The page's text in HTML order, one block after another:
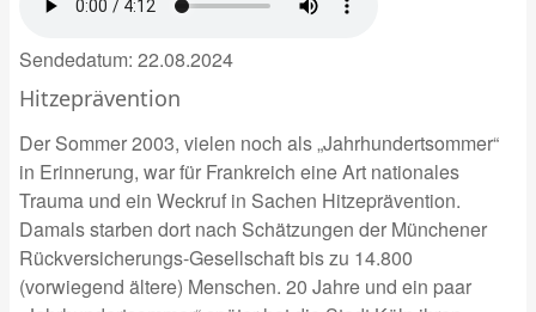
Sendedatum: 22.08.2024
Hitzeprävention
Der Sommer 2003, vielen noch als „Jahrhundertsommer“
in Erinnerung, war für Frankreich eine Art nationales
Trauma und ein Weckruf in Sachen Hitzeprävention.
Damals starben dort nach Schätzungen der Münchener
Rückversicherungs-Gesellschaft bis zu 14.800
(vorwiegend ältere) Menschen. 20 Jahre und ein paar